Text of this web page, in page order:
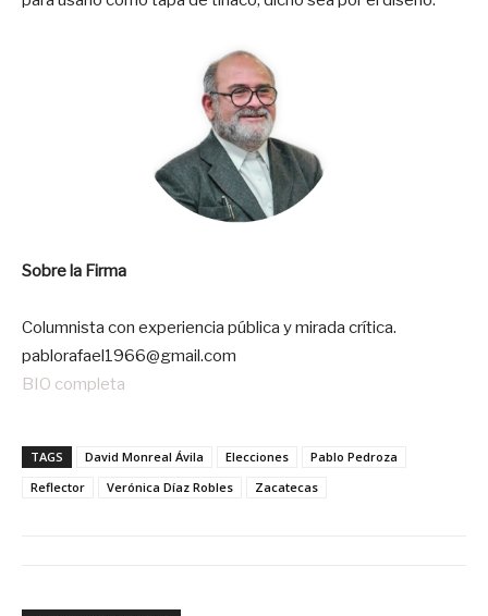
Sobre la Firma
Columnista con experiencia pública y mirada crítica.
pablorafael1966@gmail.com
BIO completa
TAGS David Monreal Ávila Elecciones
Pablo Pedroza
Reflector
Verónica Díaz Robles Zacatecas